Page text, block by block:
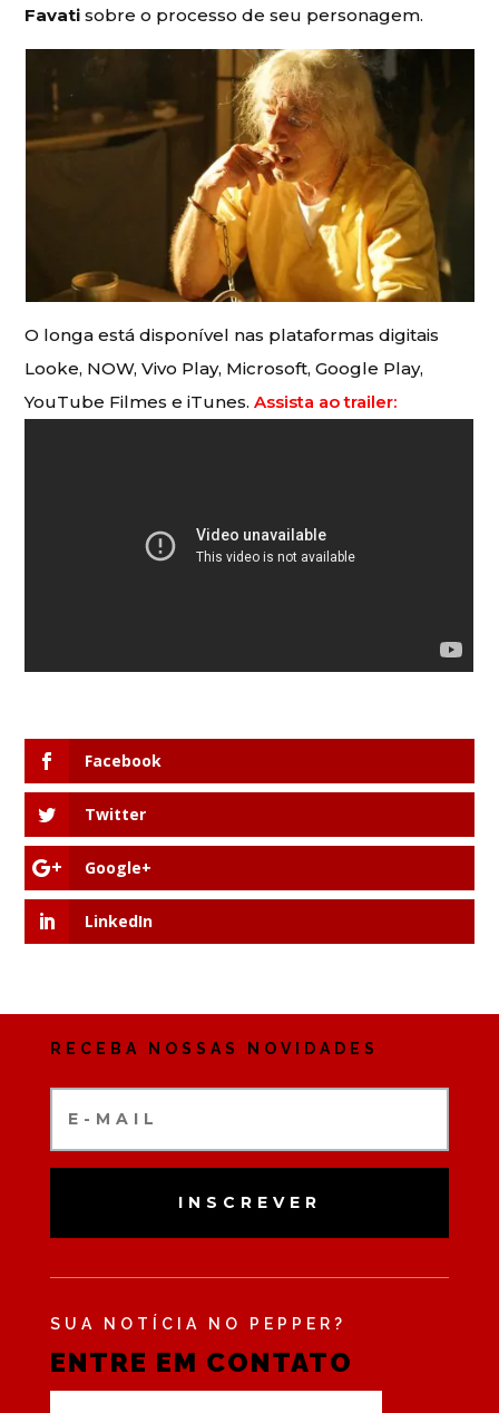
Favati sobre o processo de seu personagem.
O longa está disponível nas plataformas digitais
Looke, NOW, Vivo Play, Microsoft, Google Play,
YouTube Filmes e iTunes.Assista ao trailer:
Facebook
Twitter
Google+
LinkedIn
RECEBA NOSSAS NOVIDADES
INSCREVER
SUA NOTÍCIA NO PEPPER?
ENTRE EM CONTATO